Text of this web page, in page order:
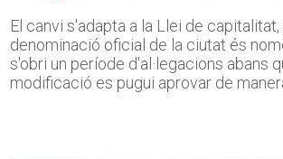
El canvi s'adapta a la Llei de
denominació oficial de la ciutat és
s'obri un període d'al·legacions abans
modificació es pugui aprovar de